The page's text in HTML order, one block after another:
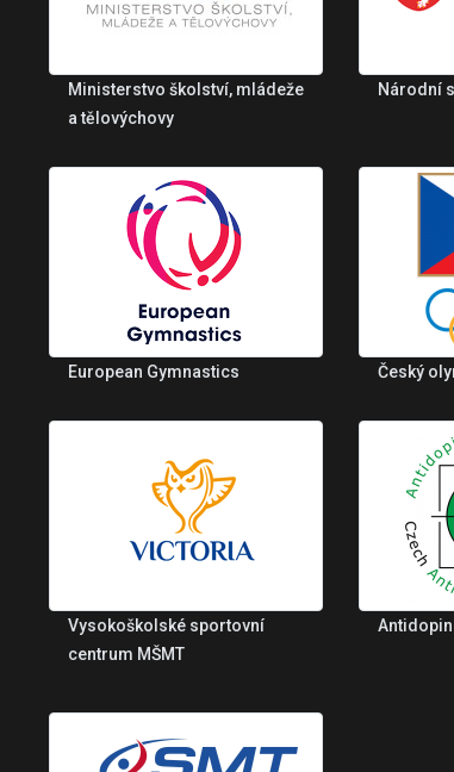
Ministerstvo školství, mládeže
a tělovýchovy
Národní
European Gymnastics Český
Vysokoškolské sportovní
centrum MŠMT